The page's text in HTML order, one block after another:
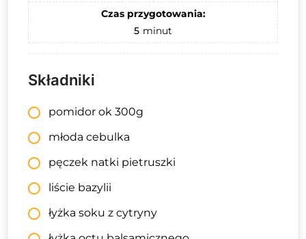
Czas przygotowania:
5 minut
Składniki
pomidor ok 300g
młoda cebulka
pęczek natki pietruszki
liście bazylii
łyżka soku z cytryny